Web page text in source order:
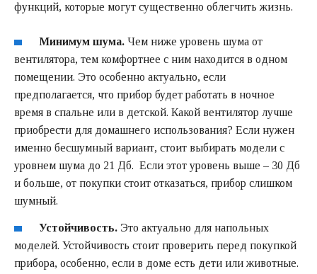
функций, которые могут существенно облегчить жизнь.
Минимум шума.Чем ниже уровень шума от
вентилятора, тем комфортнее с ним находится в одном
помещении. Это особенно актуально, если
предполагается, что прибор будет работать в ночное
время в спальне или в детской. Какой вентилятор лучше
приобрести для домашнего использования? Если нужен
именно бесшумный вариант, стоит выбирать модели с
уровнем шума до 21 Дб. Если этот уровень выше – 30 Дб
и больше, от покупки стоит отказаться, прибор слишком
шумный.
Устойчивость. Это актуально для напольных
моделей. Устойчивость стоит проверить перед покупкой
прибора, особенно, если в доме есть дети или животные.